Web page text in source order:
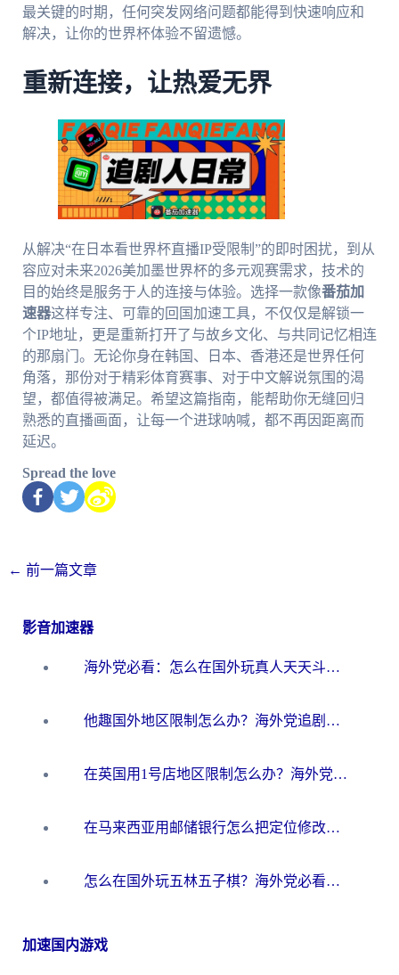
最关键的时期，任何突发网络问题都能得到快速响应和
解决，让你的世界杯体验不留遗憾。
重新连接，让热爱无界
从解决“在日本看世界杯直播IP受限制”的即时困扰，到从
容应对未来2026美加墨世界杯的多元观赛需求，技术的
目的始终是服务于人的连接与体验。选择一款像番茄加
速器这样专注、可靠的回国加速工具，不仅仅是解锁一
个IP地址，更是重新打开了与故乡文化、与共同记忆相连
的那扇门。无论你身在韩国、日本、香港还是世界任何
角落，那份对于精彩体育赛事、对于中文解说氛围的渴
望，都值得被满足。希望这篇指南，能帮助你无缝回归
熟悉的直播画面，让每一个进球呐喊，都不再因距离而
延迟。
Spread the love
← 前一篇文章
影音加速器
海外党必看：怎么在国外玩真人天天斗地主？附证券开户、音乐定位修改全攻略
他趣国外地区限制怎么办？海外党追剧听歌看直播的一站式解决方案
在英国用1号店地区限制怎么办？海外党必看的回国加速全攻略
在马来西亚用邮储银行怎么把定位修改到中国国内？3个海外生活痛点一次解决
怎么在国外玩五林五子棋？海外党必看的回国加速全攻略（附优酷荔枝FM解决方法）
加速国内游戏